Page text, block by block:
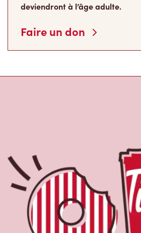
deviendront à l’âge adulte.
Faire un don